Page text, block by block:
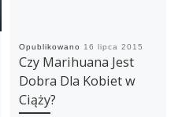
Opublikowano 16 lipca 2015
Czy Marihuana Jest
Dobra Dla Kobiet w
Ciąży?